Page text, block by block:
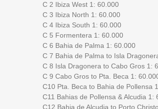
C 2 Ibiza West 1: 60.000
C 3 Ibiza North 1: 60.000
C 4 Ibiza South 1: 60.000
C 5 Formentera 1: 60.000
C 6 Bahia de Palma 1: 60.000
C 7 Bahia de Palma to Isla
C 8 Isla Dragonera to Cabo Gros 1:
C 9 Cabo Gros to Pta. Beca 1:
C10 Pta. Beca to Bahia de Pollensa
C11 Bahias de Pollensa & Alcudia 1:
C12 Bahia de Alcudia to Porto